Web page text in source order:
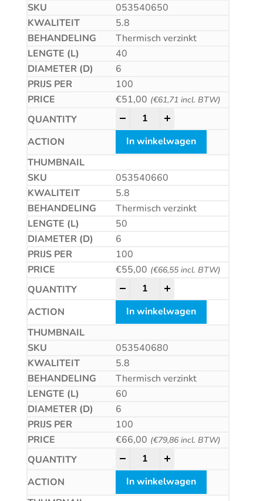
053540650
5.8
Thermisch verzinkt
40
6
100
€51,00 (€61,71 incl. BTW)
Betonschroef CS quantity
In winkelwagen
053540660
5.8
Thermisch verzinkt
50
6
100
€55,00 (€66,55incl. BTW)
Betonschroef CS quantity
In winkelwagen
053540680
5.8
Thermisch verzinkt
60
6
100
€66,00 (€79,86incl. BTW)
Betonschroef CS quantity
In winkelwagen